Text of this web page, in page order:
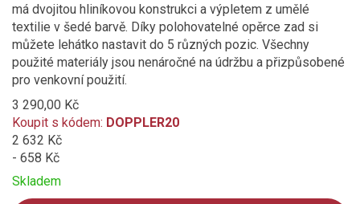
má dvojitou hliníkovou konstrukci a výpletem z umělé
textilie v šedé barvě. Díky polohovatelné opěrce zad si
můžete lehátko nastavit do 5 různých pozic. Všechny
použité materiály jsou nenáročné na údržbu a přizpůsobené
pro venkovní použití.
3 290,00 Kč
Koupit s kódem: DOPPLER20
2 632 Kč
- 658 Kč
Skladem